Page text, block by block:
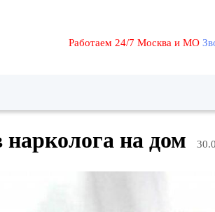
Работаем 24/7 Москва и МО
на дом